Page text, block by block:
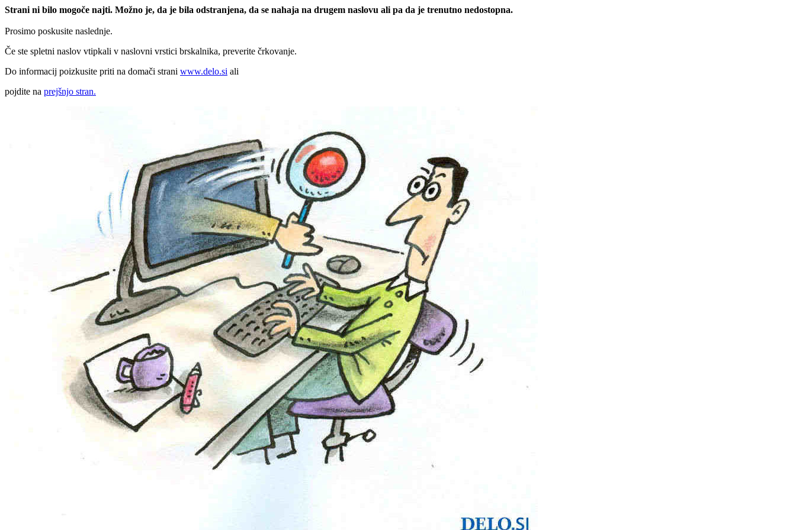
Strani ni bilo mogoče najti. Možno je, da je bila odstranjena, da se nahaja na drugem naslovu ali pa da je trenutno nedostopna.
Prosimo poskusite naslednje.
Če ste spletni naslov vtipkali v naslovni vrstici brskalnika, preverite črkovanje.
Do informacij poizkusite priti na domači strani www.delo.si ali
pojdite na prejšnjo stran.